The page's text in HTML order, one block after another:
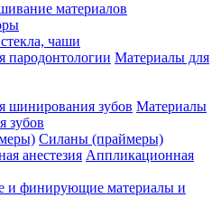
материалов
чаши
Материалы для
Материалы
зубов
Силаны (праймеры)
Аппликационная